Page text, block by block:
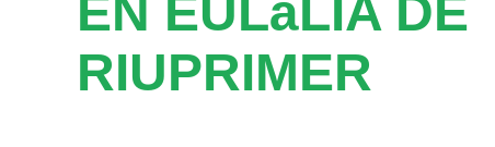
EN EULàLIA DE
RIUPRIMER